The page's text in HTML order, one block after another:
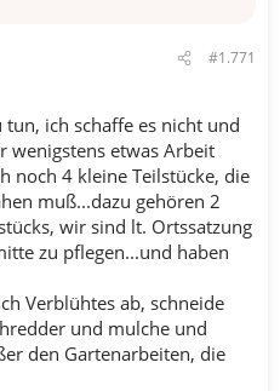
#1.771
ich schaffe es nicht und
wenigstens etwas Arbeit
noch 4 kleine Teilstücke, die
muß...dazu gehören 2
wir sind lt. Ortssatzung
zu pflegen...und haben
Verblühtes ab, schneide
und mulche und
den Gartenarbeiten, die